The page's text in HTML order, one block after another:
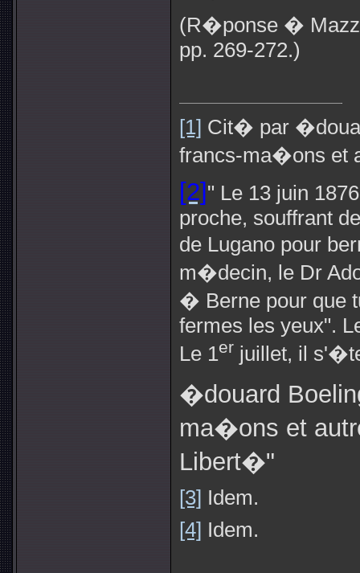
(R�ponse �
pp. 269-272.)
[1] Cit� par
francs-ma�ons et
[2] " Le 13 juin
proche, souffrant
de Lugano pour
m�decin, le Dr
� Berne pour que
fermes les yeux".
Le 1 er juillet, il
�douard
ma�ons et
Libert�"
[3] Idem.
[4] Idem.